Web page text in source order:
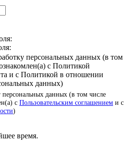
персональных данных (в том
с Политикой
и с Политикой в отношении
данных)
персональных данных (в том числе
с Пользовательским соглашением и с
)
время.